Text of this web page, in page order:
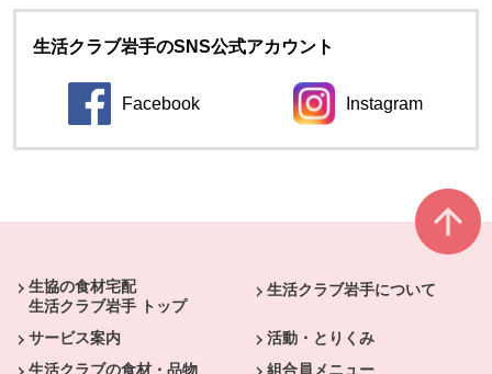
生活クラブ岩手のSNS公式アカウント
Facebook Instagram
生協の食材宅配
生活クラブ岩手 トップ
生活クラブ岩手について
サービス案内
活動・とりくみ
生活クラブの食材・品物
組合員メニュー